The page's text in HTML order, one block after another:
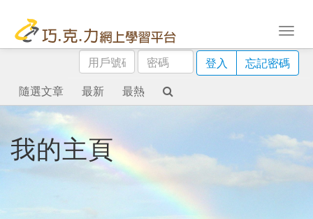
用
戶
號
碼
密
碼
登入
忘記密碼
隨選文章
最新 最熱
我的主頁